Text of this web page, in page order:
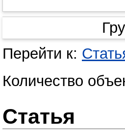
Перейти к:
Количество
Статья